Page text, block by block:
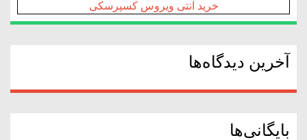
خرید آنتی ویروس کسپرسکی
آخرین دیدگاه‌ها
بایگانی‌ها